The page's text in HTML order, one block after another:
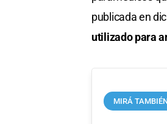
publicada en
utilizado para
MIRÁ